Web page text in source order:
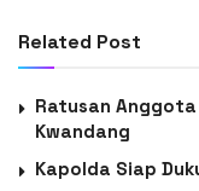
Related Post
Ratusan Anggota
Kwandang
Kapolda Siap